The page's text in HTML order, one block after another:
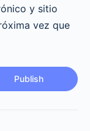
y sitio
vez que